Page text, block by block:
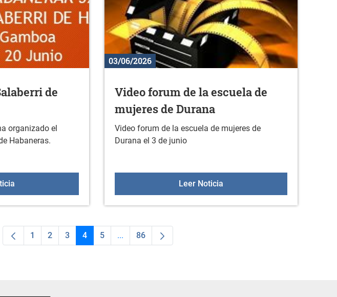
de
organizado el
Habaneras.
03/06/2026
Video forum de la escuela de
mujeres de Durana
Video forum de la escuela de mujeres de
Durana el 3 de junio
Leer Noticia
Página
1 Página
2 Página
3 Página
4 Página
5 ...Páginas intermedias Use TAB para desplazarse.
Página
86